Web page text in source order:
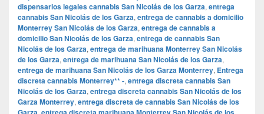
dispensarios legales cannabis San Nicolás de los Garza, entrega
cannabis San Nicolás de los Garza, entrega de cannabis a domicilio
Monterrey San Nicolás de los Garza, entrega de cannabis a
domicilio San Nicolás de los Garza, entrega de cannabis San
Nicolás de los Garza, entrega de marihuana Monterrey San Nicolás
de los Garza, entrega de marihuana San Nicolás de los Garza,
entrega de marihuana San Nicolás de los Garza Monterrey, Entrega
discreta cannabis Monterrey** -, entrega discreta cannabis San
Nicolás de los Garza, entrega discreta cannabis San Nicolás de los
Garza Monterrey, entrega discreta de cannabis San Nicolás de los
,